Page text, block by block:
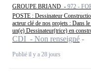
GROUPE BRIAND - 972 -
POSTE : Dessinateur
acteur clé de nos projets : Dans
un(e) Dessinateur(trice) en
CDI - Non renseigné
Publié il y a 28 jours